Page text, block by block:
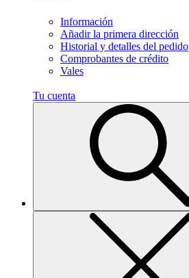
Información
Añadir la primera dirección
Historial y detalles del pedido
Comprobantes de crédito
Vales
Tu cuenta